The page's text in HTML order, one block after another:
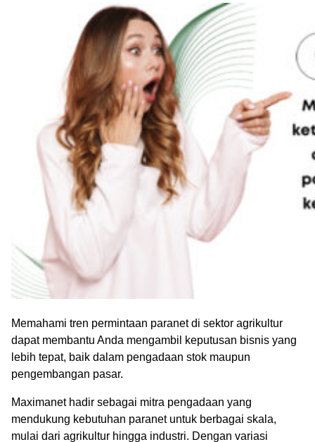
Memahami tren permintaan paranet di sektor agrikultur
dapat membantu Anda mengambil keputusan bisnis yang
lebih tepat, baik dalam pengadaan stok maupun
pengembangan pasar.
Maximanet hadir sebagai mitra pengadaan yang
mendukung kebutuhan paranet untuk berbagai skala,
mulai dari agrikultur hingga industri. Dengan variasi